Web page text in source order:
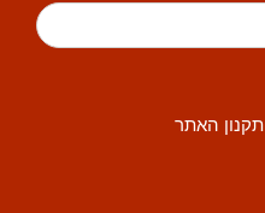
תקנון האתר